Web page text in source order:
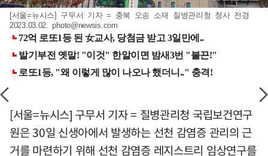
[서울=뉴시스] 구무서 기자 = 충북 오송 소재 질병관리청 청사 전경
2023.03.02.photo@newsis.com
[서울=뉴시스] 구무서 기자 = 질병관리청 국립보건연구
원은 30일 신생아에서 발생하는 선천 감염증 관리의 근
거를 마련하기 위해 선천 감염증 레지스트리 임상연구를